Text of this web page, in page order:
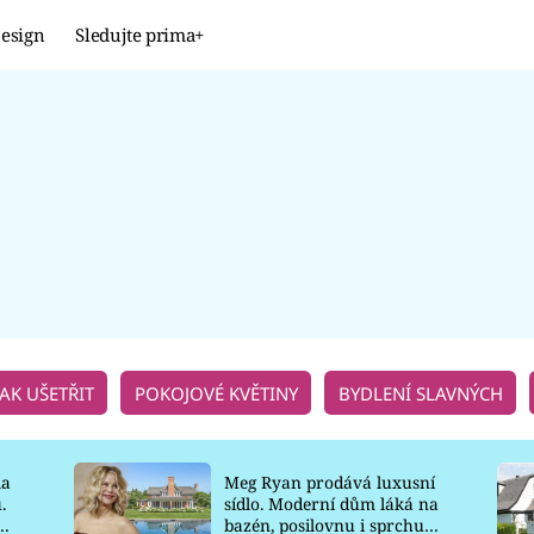
Sledujte prima+
UŠETŘIT POKOJOVÉ KVĚTINY BYDLENÍ SLAVNÝCH
Meg Ryan prodává luxusní
sídlo. Moderní dům láká na
bazén, posilovnu i sprchu